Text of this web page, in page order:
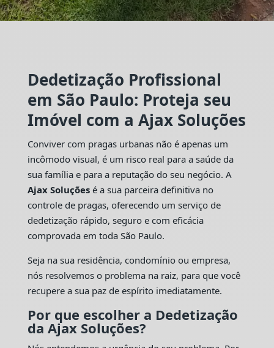
Dedetização Profissional
em São Paulo: Proteja seu
Imóvel com a Ajax Soluções
Conviver com pragas urbanas não é apenas um
incômodo visual, é um risco real para a saúde da
sua família e para a reputação do seu negócio. A
Ajax Soluçõesé a sua parceira definitiva no
controle de pragas, oferecendo um serviço de
dedetização rápido, seguro e com eficácia
comprovada em toda São Paulo.
Seja na sua residência, condomínio ou empresa,
nós resolvemos o problema na raiz, para que você
recupere a sua paz de espírito imediatamente.
Por que escolher a Dedetização
da Ajax Soluções?